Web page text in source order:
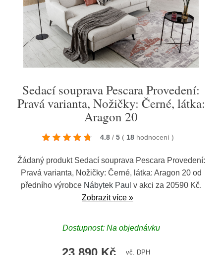
Sedací souprava Pescara Provedení:
Pravá varianta, Nožičky: Černé, látka:
Aragon 20
4.8 / 5 ( 18 hodnocení )
Žádaný produkt Sedací souprava Pescara Provedení:
Pravá varianta, Nožičky: Černé, látka: Aragon 20 od
předního výrobce Nábytek Paul v akci za 20590 Kč.
Zobrazit více »
Dostupnost: Na objednávku
23 890 Kč vč. DPH